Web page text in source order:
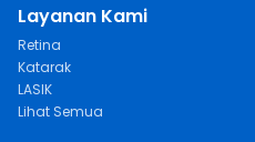
Layanan Kami
Retina
Katarak
LASIK
Lihat Semua